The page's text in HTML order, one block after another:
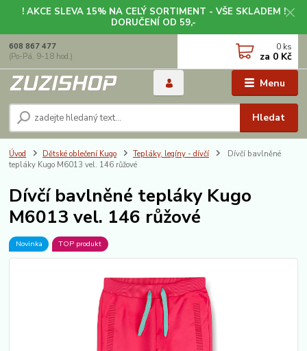
! AKCE SLEVA 15% NA CELÝ SORTIMENT - VŠE SKLADEM !
DORUČENÍ OD 59,-
Menu
Hledat
608 867 477
(Po-Pá, 9-18 hod.)
0 ks
za 0 Kč
Úvod Dětské oblečení Kugo Tepláky, legíny - dívčí
Dívčí bavlněné
tepláky Kugo M6013 vel. 146 růžové
Dívčí bavlněné tepláky Kugo
M6013 vel. 146 růžové
Novinka TOP produkt